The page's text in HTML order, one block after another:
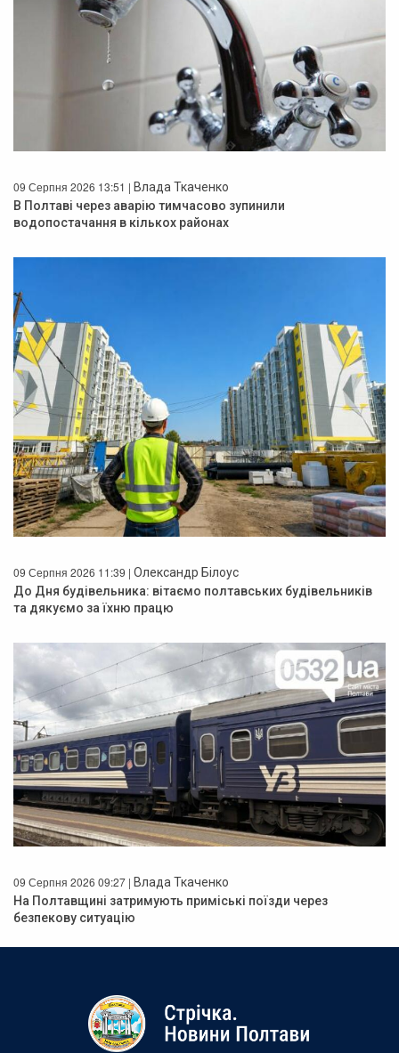
09 Серпня 2026 13:51 | Влада Ткаченко
В Полтаві через аварію тимчасово зупинили
водопостачання в кількох районах
09 Серпня 2026 11:39 | Олександр Білоус
До Дня будівельника: вітаємо полтавських будівельників
та дякуємо за їхню працю
09 Серпня 2026 09:27 | Влада Ткаченко
На Полтавщині затримують приміські поїзди через
безпекову ситуацію